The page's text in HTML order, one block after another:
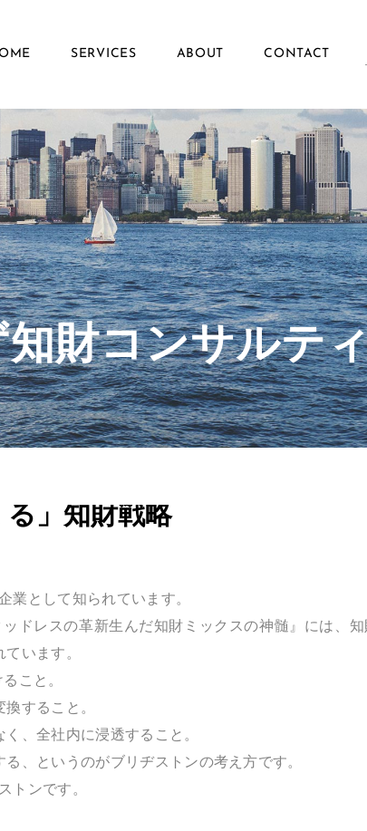
SERVICES ABOUT CONTACT
財コンサルテ
」知財戦略
業として知られています。
ドレスの革新生んだ知財ミックスの神髄』には、
います。
こと。
すること。
、全社内に浸透すること。
、というのがブリヂストンの考え方です。
トンです。